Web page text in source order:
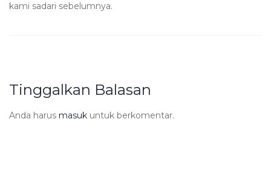
kami sadari sebelumnya.
Tinggalkan Balasan
Anda harus masuk untuk berkomentar.